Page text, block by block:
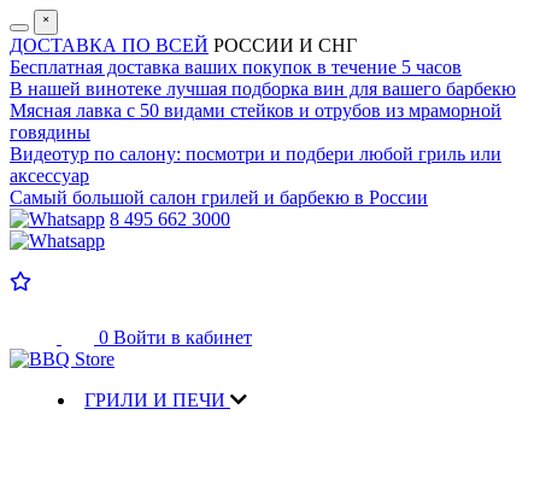
˟
ДОСТАВКА ПО ВСЕЙ РОССИИ И СНГ
Бесплатная доставка ваших покупок в течение 5 часов
В нашей винотеке лучшая подборка вин для вашего барбекю
Мясная лавка с 50 видами стейков и отрубов из мраморной
говядины
Видеотур по салону: посмотри и подбери любой гриль или
аксессуар
Самый большой салон грилей и барбекю в России
8 495 662 3000
0 Войти в кабинет
ГРИЛИ И ПЕЧИ